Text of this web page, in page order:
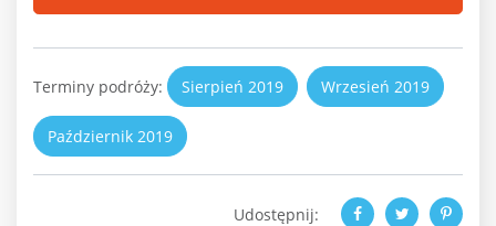
Terminy podróży: Sierpień 2019 Wrzesień 2019
Październik 2019
Udostępnij: